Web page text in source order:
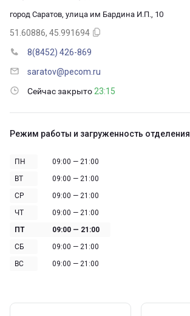
город Саратов, улица им Бардина И.П., 10
51.60886, 45.991694
8(8452) 426-869
saratov@pecom.ru
Сейчас закрыто 23:15
Режим работы и загруженность отделения
ПН
09:00 — 21:00
ВТ
09:00 — 21:00
СР
09:00 — 21:00
ЧТ
09:00 — 21:00
ПТ
09:00 — 21:00
СБ
09:00 — 21:00
ВС
09:00 — 21:00